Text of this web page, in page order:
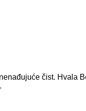
čist. Hvala